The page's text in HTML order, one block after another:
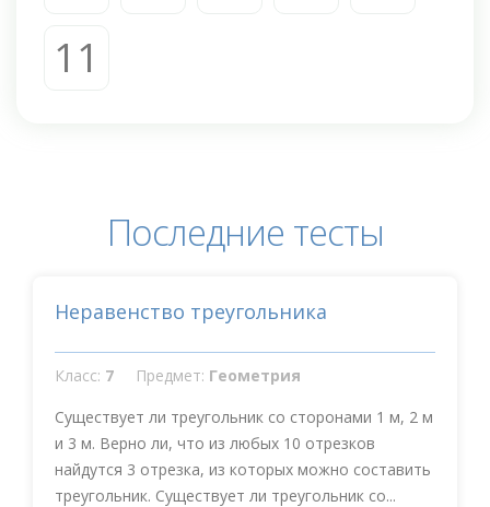
11
Последние тесты
Неравенство треугольника
Класс: 7 Предмет: Геометрия
Существует ли треугольник со сторонами 1 м, 2 м
и 3 м. Верно ли, что из любых 10 отрезков
найдутся 3 отрезка, из которых можно составить
треугольник. Существует ли треугольник со...